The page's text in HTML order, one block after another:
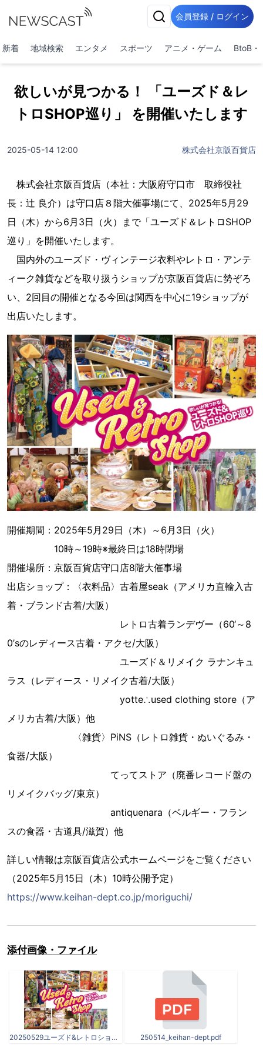
会員登録 / ログイン
新着 地域検索 エンタメ スポーツ アニメ・ゲーム BtoB・
欲しいが見つかる！ 「ユーズド＆レ
トロSHOP巡り」 を開催いたします
2025-05-14 12:00 株式会社京阪百貨店
株式会社京阪百貨店（本社：大阪府守口市 取締役社
長：辻󠄀 良介）は守口店８階大催事場にて、2025年5月29
日（木）から6月3日（火）まで「ユーズド＆レトロSHOP
巡り」を開催いたします。
国内外のユーズド・ヴィンテージ衣料やレトロ・アンテ
ィーク雑貨などを取り扱うショップが京阪百貨店に勢ぞろ
い、2回目の開催となる今回は関西を中心に19ショップが
出店いたします。
開催期間：2025年5月29日（木）～6月3日（火）
10時～19時※最終日は18時閉場
開催場所：京阪百貨店守口店8階大催事場
出店ショップ：〈衣料品〉古着屋seak（アメリカ直輸入古
着・ブランド古着/大阪）
レトロ古着ランデヴー（60‘～8
0’sのレディース古着・アクセ/大阪）
ユーズド＆リメイク ラナンキュ
ラス（レディース・リメイク古着/大阪）
yotte∴used clothing store（ア
メリカ古着/大阪）他
〈雑貨〉PiNS（レトロ雑貨・ぬいぐるみ・
食器/大阪）
てってストア（廃番レコード盤の
リメイクバッグ/東京）
antiquenara（ベルギー・フラン
スの食器・古道具/滋賀）他
詳しい情報は京阪百貨店公式ホームページをご覧ください
（2025年5月15日（木）10時公開予定）
https://www.keihan-dept.co.jp/moriguchi/
添付画像・ファイル
20250529ユーズド&レトロショップ巡りサムネイル.jpg 250514_keihan-dept.pdf